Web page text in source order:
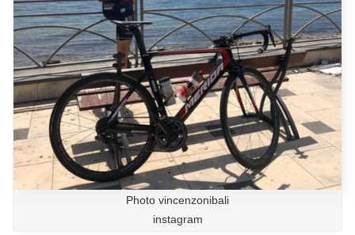
Photo vincenzonibali
instagram